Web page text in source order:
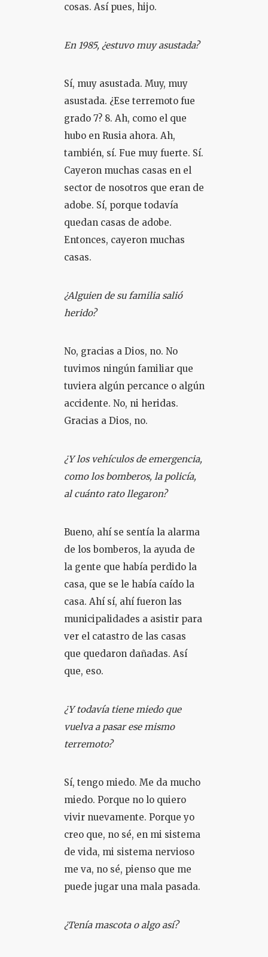
cosas. Así pues, hijo.
En 1985, ¿estuvo muy asustada?
Sí, muy asustada. Muy, muy
asustada. ¿Ese terremoto fue
grado 7? 8. Ah, como el que
hubo en Rusia ahora. Ah,
también, sí. Fue muy fuerte. Sí.
Cayeron muchas casas en el
sector de nosotros que eran de
adobe. Sí, porque todavía
quedan casas de adobe.
Entonces, cayeron muchas
casas.
¿Alguien de su familia salió
herido?
No, gracias a Dios, no. No
tuvimos ningún familiar que
tuviera algún percance o algún
accidente. No, ni heridas.
Gracias a Dios, no.
¿Y los vehículos de emergencia,
como los bomberos, la policía,
al cuánto rato llegaron?
Bueno, ahí se sentía la alarma
de los bomberos, la ayuda de
la gente que había perdido la
casa, que se le había caído la
casa. Ahí sí, ahí fueron las
municipalidades a asistir para
ver el catastro de las casas
que quedaron dañadas. Así
que, eso.
¿Y todavía tiene miedo que
vuelva a pasar ese mismo
terremoto?
Sí, tengo miedo. Me da mucho
miedo. Porque no lo quiero
vivir nuevamente. Porque yo
creo que, no sé, en mi sistema
de vida, mi sistema nervioso
me va, no sé, pienso que me
puede jugar una mala pasada.
¿Tenía mascota o algo así?